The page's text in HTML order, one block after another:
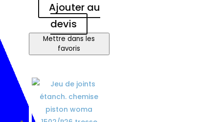
Ajouter au
devis
Mettre dans les
favoris